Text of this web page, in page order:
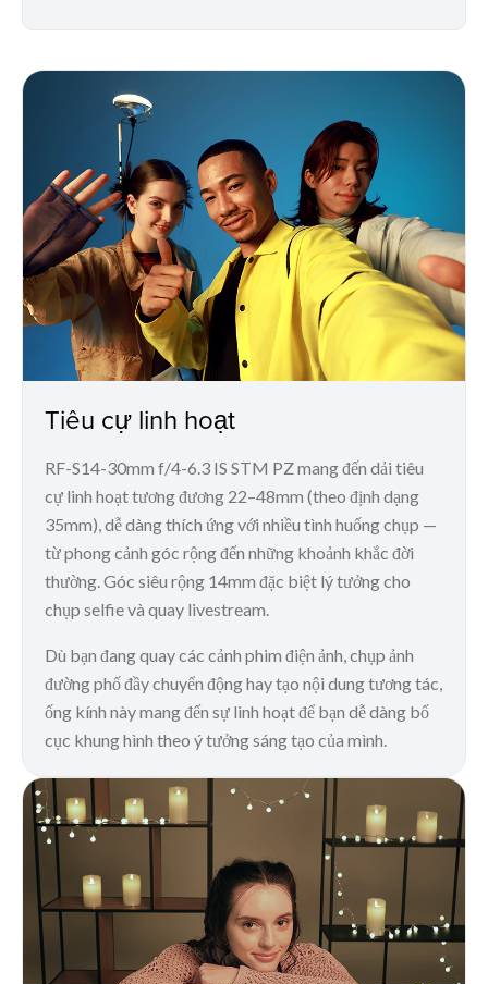
Tiêu cự linh hoạt
RF-S14-30mm f/4-6.3 IS STM PZ mang đến dải tiêu
cự linh hoạt tương đương 22–48mm (theo định dạng
35mm), dễ dàng thích ứng với nhiều tình huống chụp —
từ phong cảnh góc rộng đến những khoảnh khắc đời
thường. Góc siêu rộng 14mm đặc biệt lý tưởng cho
chụp selfie và quay livestream.
Dù bạn đang quay các cảnh phim điện ảnh, chụp ảnh
đường phố đầy chuyển động hay tạo nội dung tương tác,
ống kính này mang đến sự linh hoạt để bạn dễ dàng bố
cục khung hình theo ý tưởng sáng tạo của mình.